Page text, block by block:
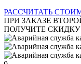
РАССЧИТАТЬ
ПРИ ЗАКАЗЕ
ПОЛУЧИТЕ СКИДКУ